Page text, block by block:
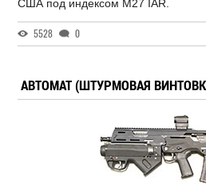
США под индексом M27 IAR.
5528 0
АВТОМАТ (ШТУРМОВАЯ